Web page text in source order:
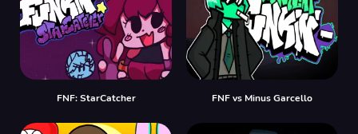
FNF: StarCatcher FNF vs Minus Garcello